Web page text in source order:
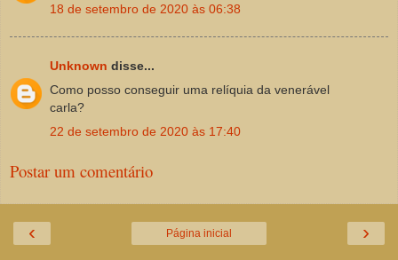
18 de setembro de 2020 às 06:38
Unknown disse...
Como posso conseguir uma relíquia da venerável
carla?
22 de setembro de 2020 às 17:40
Postar um comentário
‹ ›
Página inicial